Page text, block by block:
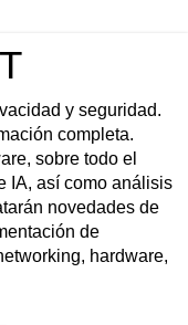
y seguridad.
completa.
sobre todo el
IA, así como análisis
novedades de
de
hardware,